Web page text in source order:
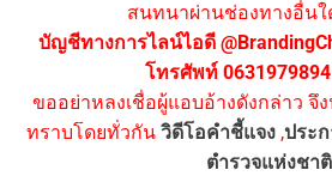
สนทนาผ่านช่องทางอื่น
บัญชีทางการไลน์ไอดี
โทรศัพท์
ขออย่าหลงเชื่อผู้แอบอ้างดังกล่าว จึ
ทราบโดยทั่วกัน วิดีโอคำชี้แจง ,ประ
ตำรวจแห่งชาติ